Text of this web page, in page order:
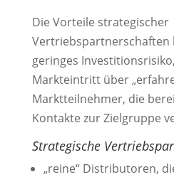
Die Vorteile strategischer
Vertriebspartnerschaften
geringes
Markteintritt über
Marktteilnehmer, die
Kontakte zur Zielgruppe
Strategische
„reine“ Distributoren,